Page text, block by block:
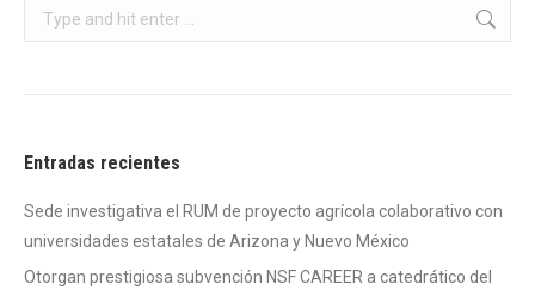
Search:
Entradas recientes
Sede investigativa el RUM de proyecto agrícola colaborativo con
universidades estatales de Arizona y Nuevo México
Otorgan prestigiosa subvención NSF CAREER a catedrático del